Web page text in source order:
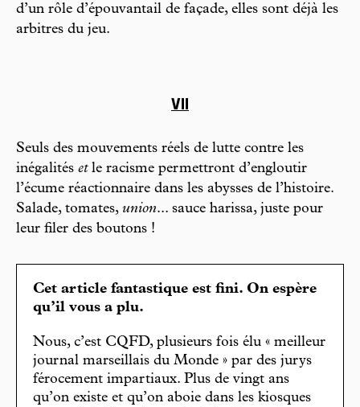
d’un rôle d’épouvantail de façade, elles sont déjà les
arbitres du jeu.
VII
Seuls des mouvements réels de lutte contre les
inégalités etle racisme permettront d’engloutir
l’écume réactionnaire dans les abysses de l’histoire.
Salade, tomates, union... sauce harissa, juste pour
leur filer des boutons !
Cet article fantastique est fini. On espère
qu’il vous a plu.
Nous, c’est CQFD, plusieurs fois élu « meilleur
journal marseillais du Monde » par des jurys
férocement impartiaux. Plus de vingt ans
qu’on existe et qu’on aboie dans les kiosques